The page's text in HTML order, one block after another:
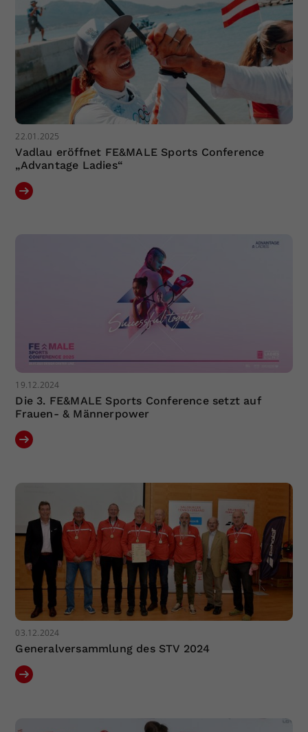
22.01.2025
Vadlau eröffnet FE&MALE Sports Conference
„Advantage Ladies“
19.12.2024
Die 3. FE&MALE Sports Conference setzt auf
Frauen- & Männerpower
03.12.2024
Generalversammlung des STV 2024